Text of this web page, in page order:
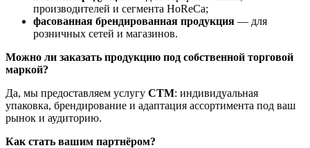
производителей и сегмента HoReCa;
фасованная брендированная продукция — для
розничных сетей и магазинов.
Можно ли заказать продукцию под собственной торговой
маркой?
Да, мы предоставляем услугу СТМ: индивидуальная
упаковка, брендирование и адаптация ассортимента под ваш
рынок и аудиторию.
Как стать вашим партнёром?